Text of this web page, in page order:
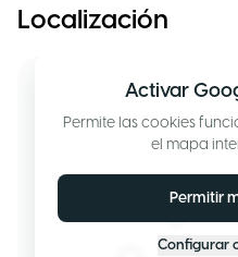
Localización
Activar
Permite las cookies
el mapa
Permitir
Configurar